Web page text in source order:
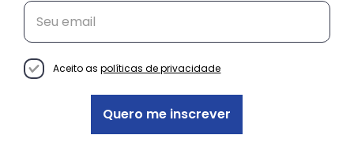
Conheça as histórias das
Aceito as políticas de privacidade
Quero me inscrever